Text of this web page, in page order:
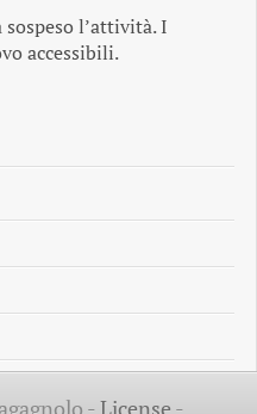
l’attività. I
accessibili.